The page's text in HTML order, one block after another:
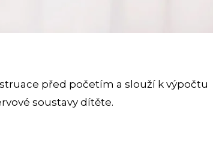
před početím a slouží k výpočtu
soustavy dítěte.